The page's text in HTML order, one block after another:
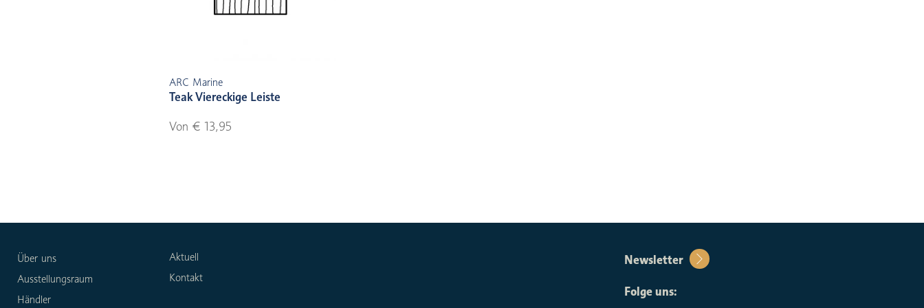
ARC Marine
Teak Viereckige Leiste
Von € 13,95
Über uns
Ausstellungsraum
Händler
Aktuell
Kontakt
Newsletter
Folge uns: